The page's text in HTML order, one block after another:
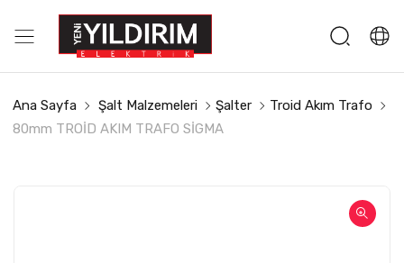
Ana Sayfa Şalt Malzemeleri Şalter
Troid Akım Trafo
80mm TROİD AKIM TRAFO SİGMA